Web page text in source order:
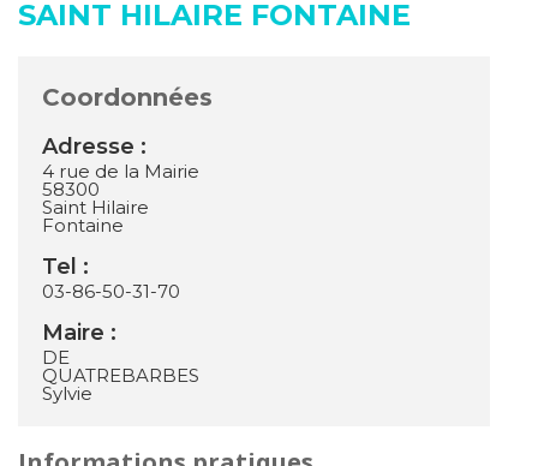
SAINT HILAIRE FONTAINE
Coordonnées
Adresse :
4 rue de la Mairie
58300
Saint Hilaire
Fontaine
Tel :
03-86-50-31-70
Maire :
DE
QUATREBARBES
Sylvie